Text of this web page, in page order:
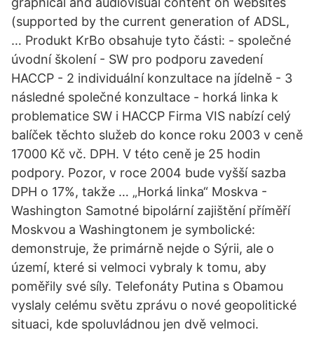
(supported by the current generation of ADSL,
… Produkt KrBo obsahuje tyto části: - společné
úvodní školení - SW pro podporu zavedení
HACCP - 2 individuální konzultace na jídelně - 3
následné společné konzultace - horká linka k
problematice SW i HACCP Firma VIS nabízí celý
balíček těchto služeb do konce roku 2003 v ceně
17000 Kč vč. DPH. V této ceně je 25 hodin
podpory. Pozor, v roce 2004 bude vyšší sazba
DPH o 17%, takže … „Horká linka“ Moskva -
Washington Samotné bipolární zajištění příměří
Moskvou a Washingtonem je symbolické:
demonstruje, že primárně nejde o Sýrii, ale o
území, které si velmoci vybraly k tomu, aby
poměřily své síly. Telefonáty Putina s Obamou
vyslaly celému světu zprávu o nové geopolitické
situaci, kde spoluvládnou jen dvě velmoci.